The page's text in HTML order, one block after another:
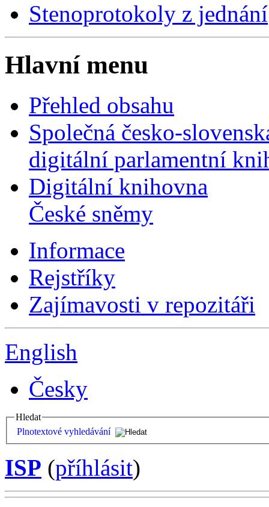
Stenoprotokoly z jednání
Hlavní menu
Přehled obsahu
Společná česko-
digitální parlamentní
Digitální knihovna
České sněmy
Informace
Rejstříky
Zajímavosti v repozitáři
English
Česky
Hledat
Plnotextové vyhledávání
ISP (příhlásit)